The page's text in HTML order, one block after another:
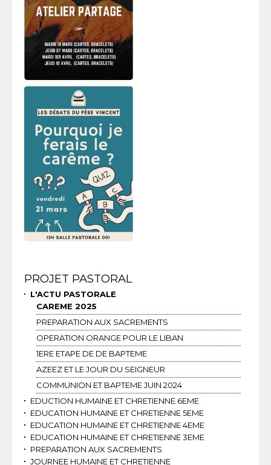
Navigation
PROJET PASTORAL
L'ACTU PASTORALE
CAREME 2025
PREPARATION AUX SACREMENTS
OPERATION ORANGE POUR LE LIBAN
1ERE ETAPE DE DE BAPTEME
AZEEZ ET LE JOUR DU SEIGNEUR
COMMUNION ET BAPTEME JUIN 2024
EDUCTION HUMAINE ET CHRETIENNE 6EME
EDUCATION HUMAINE ET CHRETIENNE 5EME
EDUCATION HUMAINE ET CHRETIENNE 4EME
EDUCATION HUMAINE ET CHRETIENNE 3EME
PREPARATION AUX SACREMENTS
JOURNEE HUMAINE ET CHRETIENNE